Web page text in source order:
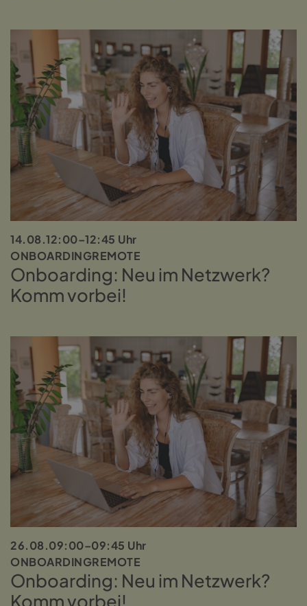
14.08.12:00–12:45 Uhr
ONBOARDINGREMOTE
Onboarding: Neu im Netzwerk?
Komm vorbei!
26.08.09:00–09:45 Uhr
ONBOARDINGREMOTE
Onboarding: Neu im Netzwerk?
Komm vorbei!